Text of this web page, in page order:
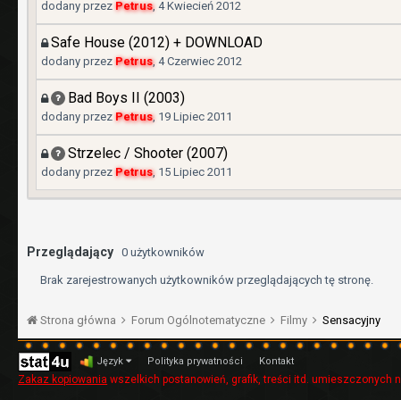
dodany przezPetrus,4 Kwiecień 2012
Safe House (2012) + DOWNLOAD
dodany przezPetrus,4 Czerwiec 2012
Bad Boys II (2003)
dodany przezPetrus, 19 Lipiec 2011
Strzelec / Shooter (2007)
dodany przezPetrus, 15 Lipiec 2011
Przeglądający0 użytkowników
Brak zarejestrowanych użytkowników przeglądających tę stronę.
Strona główna Forum Ogólnotematyczne Filmy Sensacyjny
Język Polityka prywatności Kontakt
Zakaz kopiowania wszelkich postanowień, grafik, treści itd. umieszczonych